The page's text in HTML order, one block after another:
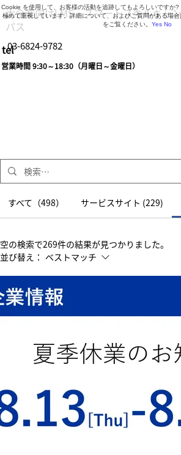
営業時間 9:30～18:30（月曜日～金曜日）
tel03-6824-9782
大企業向けLMS・スマートスキルキャ
パス
すべて（498） サービスサイト (229)
空の検索で269件の結果が見つかりました。
並び替え： ベストマッチ
Cookie を使用して、お客様の活動を追跡してもよろしいですか
極めて重視しています。詳細について、およびご質問がある場
をご覧ください。 Yes No